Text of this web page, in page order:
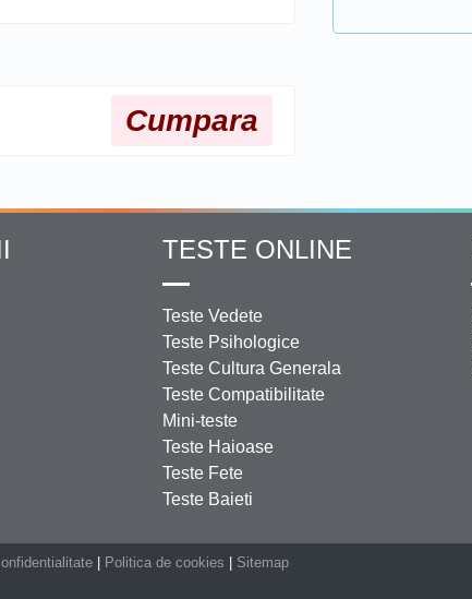
Cumpara
TESTE ONLINE
Teste Vedete
Teste Psihologice
Teste Cultura Generala
Teste Compatibilitate
Mini-teste
Teste Haioase
Teste Fete
Teste Baieti
| Politica de cookies | Sitemap